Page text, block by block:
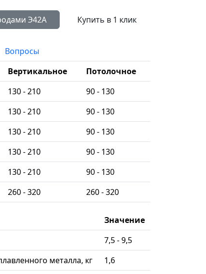
Сравнить с другими электродами Э42А Купить в 1 клик
Вопросы
Вертикальное
Потолочное
130 - 210
90 - 130
130 - 210
90 - 130
130 - 210
90 - 130
130 - 210
90 - 130
130 - 210
90 - 130
260 - 320 260 - 320
Значение
7,5 - 9,5
металла, кг
1,6